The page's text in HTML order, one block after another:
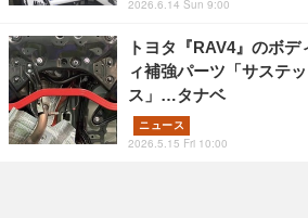
2026.6.14 Sun 9:00
トヨタ『RAV4』のボ
ィ補強パーツ「サステ
ス」…タナベ
ニュース
2026.5.15 Fri 10:00